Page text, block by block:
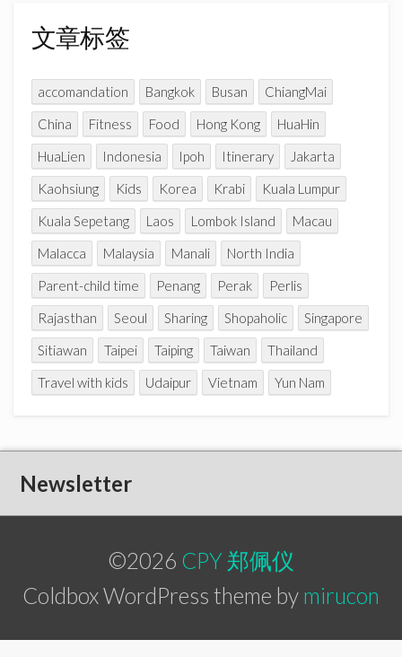
类
文章标签
accomandation Bangkok Busan
ChiangMai
China
Fitness Food Hong Kong
HuaHin
HuaLien
Indonesia Ipoh Itinerary
Jakarta
Kaohsiung
Kids Korea Krabi
Kuala Lumpur
Kuala Sepetang
Laos Lombok Island
Macau
Malacca
Malaysia Manali
North India
Parent-child time
Penang Perak
Perlis
Rajasthan
Seoul Sharing Shopaholic
Singapore
Sitiawan
Taipei Taiping Taiwan
Thailand
Travel with kids
Udaipur Vietnam Yun Nam
Newsletter
©2026 CPY 郑佩仪
Coldbox WordPress theme by mirucon